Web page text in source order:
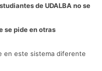
de UDALBA no se
se pide en otras
en este sistema diferente